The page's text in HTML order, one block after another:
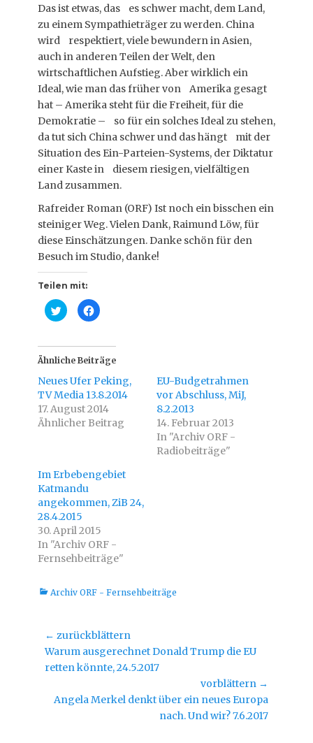
Das ist etwas, das es schwer macht, dem Land,
zu einem Sympathieträger zu werden. China
wird respektiert, viele bewundern in Asien,
auch in anderen Teilen der Welt, den
wirtschaftlichen Aufstieg. Aber wirklich ein
Ideal, wie man das früher von Amerika gesagt
hat – Amerika steht für die Freiheit, für die
Demokratie – so für ein solches Ideal zu stehen,
da tut sich China schwer und das hängt mit der
Situation des Ein-Parteien-Systems, der Diktatur
einer Kaste in diesem riesigen, vielfältigen
Land zusammen.
Rafreider Roman (ORF) Ist noch ein bisschen ein
steiniger Weg. Vielen Dank, Raimund Löw, für
diese Einschätzungen. Danke schön für den
Besuch im Studio, danke!
Teilen mit:
K
l
,
u
m
b
e
r
T
w
i
z
u
t
e
i
l
e
n
(
W
i
r
n
F
n
t
e
K
l
,
u
m
a
u
f
F
a
e
u
t
i
l
n
(
W
i
r
n
F
n
t
g
e
Ähnliche Beiträge
Neues Ufer Peking,
TV Media 13.8.2014
17. August 2014
Ähnlicher Beitrag
EU-Budgetrahmen
vor Abschluss, MiJ,
8.2.2013
14. Februar 2013
In "Archiv ORF -
Radiobeiträge"
Im Erbebengebiet
Katmandu
angekommen, ZiB 24,
28.4.2015
30. April 2015
In "Archiv ORF -
Fernsehbeiträge"
Kategorien
Archiv ORF - Fernsehbeiträge
Beitragsnavigation
← zurückblättern
Vorheriger
Beitrag:
Warum ausgerechnet Donald Trump die EU
retten könnte, 24.5.2017
vorblättern →
Nächster
Angela Merkel denkt über ein neues Europa
nach. Und wir? 7.6.2017